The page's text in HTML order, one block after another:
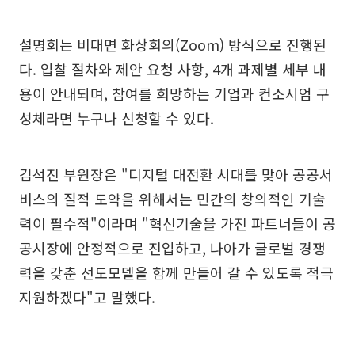
설명회는 비대면 화상회의(Zoom) 방식으로 진행된
다. 입찰 절차와 제안 요청 사항, 4개 과제별 세부 내
용이 안내되며, 참여를 희망하는 기업과 컨소시엄 구
성체라면 누구나 신청할 수 있다.
김석진 부원장은 "디지털 대전환 시대를 맞아 공공서
비스의 질적 도약을 위해서는 민간의 창의적인 기술
력이 필수적"이라며 "혁신기술을 가진 파트너들이 공
공시장에 안정적으로 진입하고, 나아가 글로벌 경쟁
력을 갖춘 선도모델을 함께 만들어 갈 수 있도록 적극
지원하겠다"고 말했다.